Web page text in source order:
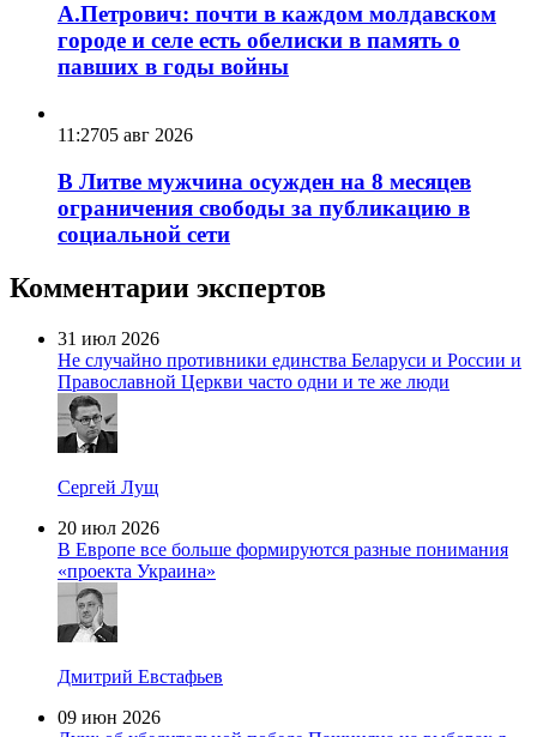
А.Петрович: почти в каждом молдавском
городе и селе есть обелиски в память о
павших в годы войны
11:2705 авг 2026
В Литве мужчина осужден на 8 месяцев
ограничения свободы за публикацию в
социальной сети
Комментарии экспертов
31 июл 2026
Не случайно противники единства Беларуси и России и
Православной Церкви часто одни и те же люди
Сергей Лущ
20 июл 2026
В Европе все больше формируются разные понимания
«проекта Украина»
Дмитрий Евстафьев
09 июн 2026